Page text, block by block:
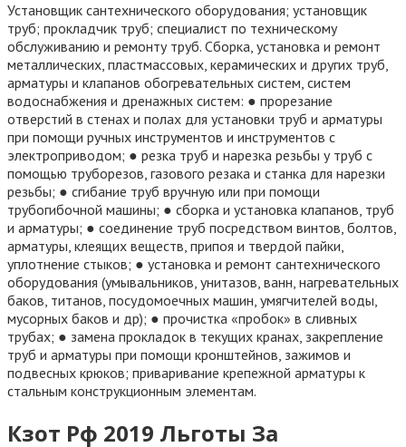
Установщик сантехнического оборудования; установщик
труб; прокладчик труб; специалист по техническому
обслуживанию и ремонту труб. Сборка, установка и ремонт
металлических, пластмассовых, керамических и других труб,
арматуры и клапанов обогревательных систем, систем
водоснабжения и дренажных систем: ● прорезание
отверстий в стенах и полах для установки труб и арматуры
при помощи ручных инструментов и инструментов с
электроприводом; ● резка труб и нарезка резьбы у труб с
помощью труборезов, газового резака и станка для нарезки
резьбы; ● сгибание труб вручную или при помощи
трубогибочной машины; ● сборка и установка клапанов, труб
и арматуры; ● соединение труб посредством винтов, болтов,
арматуры, клеящих веществ, припоя и твердой пайки,
уплотнение стыков; ● установка и ремонт сантехнического
оборудования (умывальников, унитазов, ванн, нагревательных
баков, титанов, посудомоечных машин, умягчителей воды,
мусорных баков и др); ● прочистка «пробок» в сливных
трубах; ● замена прокладок в текущих кранах, закрепление
труб и арматуры при помощи кронштейнов, зажимов и
подвесных крюков; приваривание крепежной арматуры к
стальным конструкционным элементам.
Кзот Рф 2019 Льготы За